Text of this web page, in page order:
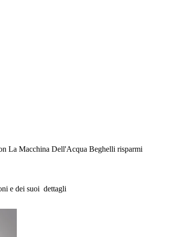
La Macchina Dell'Acqua Beghelli risparmi
e dei suoi dettagli